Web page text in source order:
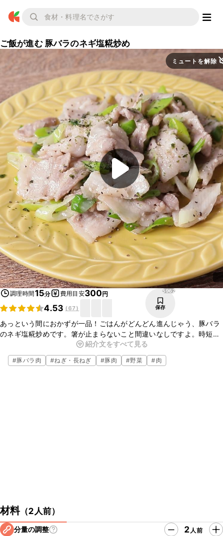
ご飯が進む 豚バラのネギ塩糀炒め
ミュートを解除
調理時間15分 費用目安300円
4.53 (67)
5962
保存
あっという間におかずが一品！ごはんがどんどん進んじゃう、豚バラ
のネギ塩糀炒めです。箸が止まらないこと間違いなしですよ。時短で
きるので、忙しい日にもおすすめです。簡単ですので、是非チャレン
ジしてみて下さいね。
紹介文をすべて見る
#豚バラ肉 #ねぎ・長ねぎ #豚肉 #野菜 #肉
材料（2人前）
分量の調整 2 人前